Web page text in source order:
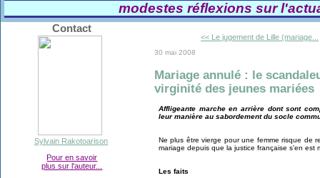
modestes réflexions sur
Contact
Sylvain Rakotoarison
Pour en savoir
plus sur l'auteur...
<< Le jugement de Lille (mariage...
30 mai 2008
Mariage annulé : le
virginité des jeunes mariées
Affligeante marche en arrière dont sont
leur manière au sabordement du socle
Ne plus être vierge pour une femme risque de
mariage depuis que la justice française s’en est
Les faits